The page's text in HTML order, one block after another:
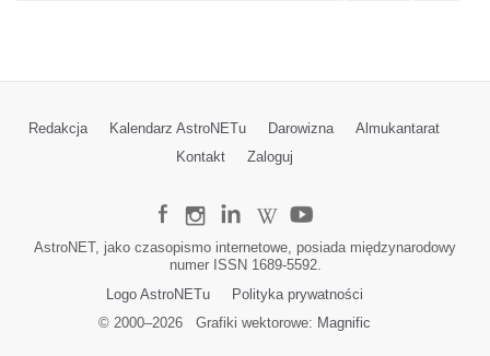
Redakcja Kalendarz AstroNETu Darowizna
Almukantarat
Kontakt
Zaloguj
AstroNET, jako czasopismo internetowe, posiada międzynarodowy
numer ISSN 1689-5592.
Logo AstroNETu
Polityka prywatności
© 2000–2026Grafiki wektorowe: Magnific